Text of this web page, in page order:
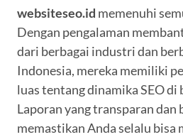
websiteseo.id memenuhi
Dengan pengalaman
dari berbagai industri dan
Indonesia, mereka memiliki
luas tentang dinamika SEO di
Laporan yang transparan dan
memastikan Anda selalu bisa